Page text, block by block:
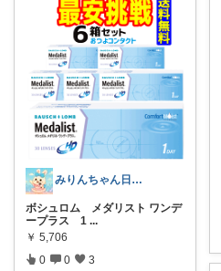
みりんちゃん日曜品専門店
ボシュロム メダリスト ワンデ
ープラス 1 ...
￥ 5,706
0 0 3